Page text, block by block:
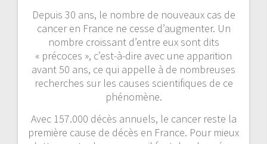
Depuis 30 ans, le nombre de nouveaux cas de
cancer en France ne cesse d’augmenter. Un
nombre croissant d’entre eux sont dits
« précoces », c’est-à-dire avec une apparition
avant 50 ans, ce qui appelle à de nombreuses
recherches sur les causes scientifiques de ce
phénomène.
Avec 157.000 décès annuels, le cancer reste la
première cause de décès en France. Pour mieux